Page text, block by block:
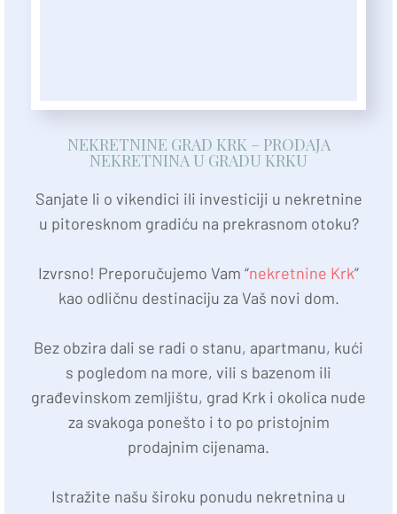
NEKRETNINE GRAD KRK – PRODAJA
NEKRETNINA U GRADU KRKU
Sanjate li o vikendici ili investiciji u nekretnine
u pitoresknom gradiću na prekrasnom otoku?
Izvrsno! Preporučujemo Vam “nekretnine Krk”
kao odličnu destinaciju za Vaš novi dom.
Bez obzira dali se radi o stanu, apartmanu, kući
s pogledom na more, vili s bazenom ili
građevinskom zemljištu, grad Krk i okolica nude
za svakoga ponešto i to po pristojnim
prodajnim cijenama.
Istražite našu široku ponudu nekretnina u